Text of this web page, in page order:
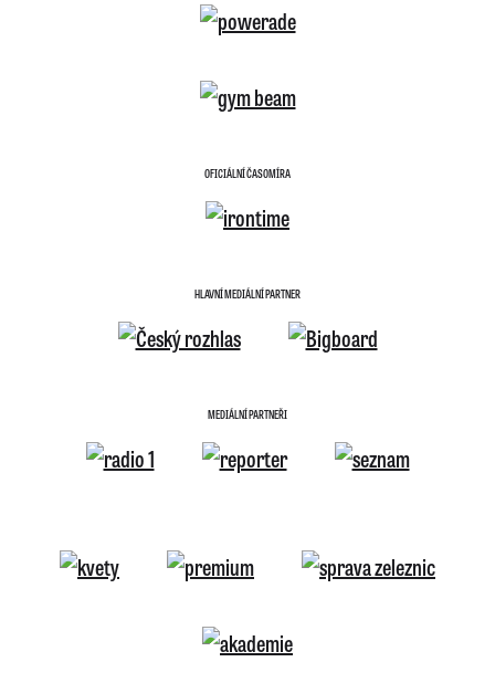
OFICIÁLNÍ ČASOMÍRA
HLAVNÍ MEDIÁLNÍ PARTNER
MEDIÁLNÍ PARTNEŘI